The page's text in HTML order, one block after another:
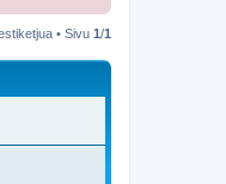
• Sivu 1/1